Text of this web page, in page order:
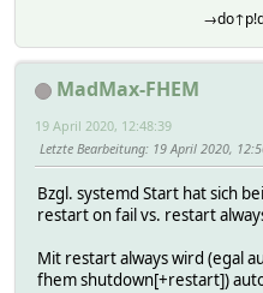
MadMax-FHEM
19 April 2020, 12:48:39
Letzte Bearbeitung: 19 April 2020,
Bzgl. systemd Start hat sich
restart on fail vs. restart
Mit restart always wird (egal
fhem shutdown[+restart])